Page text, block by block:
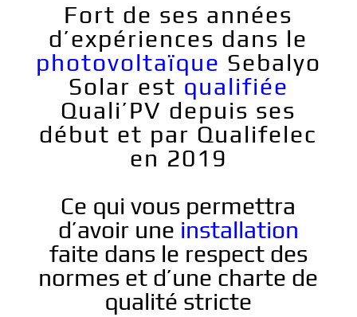
Fort de ses années
d’expériences dans le
photovoltaïque Sebalyo
Solar est qualifiée
Quali’PV depuis ses
début et par Qualifelec
en 2019
Ce qui vous permettra
d’avoir une installation
faite dans le respect des
normes et d’une charte de
qualité stricte